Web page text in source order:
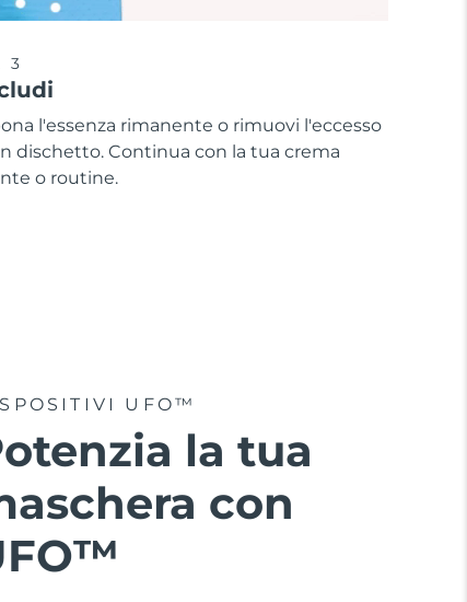
3
l'essenza rimanente o rimuovi l'eccesso
dischetto. Continua con la tua crema
o routine.
UFO™
la tua
con